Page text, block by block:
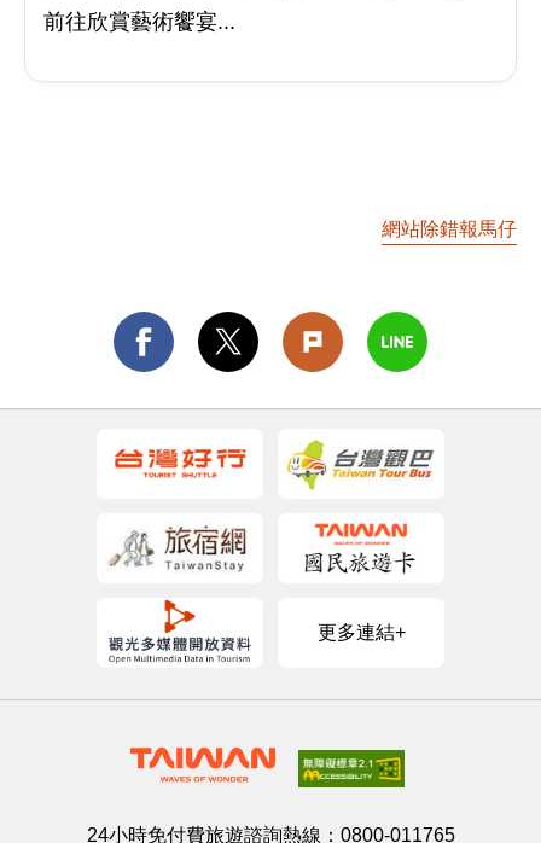
前往欣賞藝術饗宴...
網站除錯報馬仔
更多連結+
24小時免付費旅遊諮詢熱線： 0800-011765